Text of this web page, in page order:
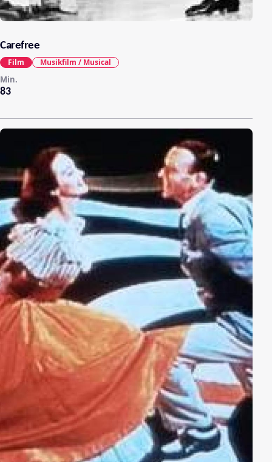
Carefree
83
Min.
Film Musikfilm / Musical